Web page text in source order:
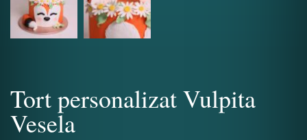
Tort personalizat Vulpita
Vesela